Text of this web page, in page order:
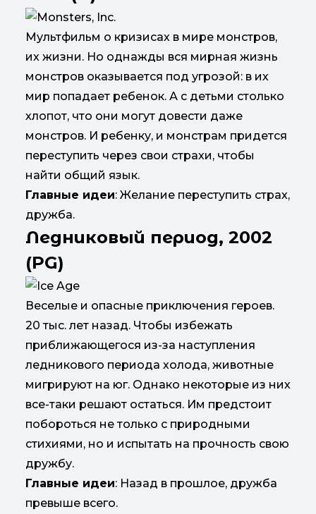
Мультфильм о кризисах в мире монстров,
их жизни. Но однажды вся мирная жизнь
монстров оказывается под угрозой: в их
мир попадает ребенок. А с детьми столько
хлопот, что они могут довести даже
монстров. И ребенку, и монстрам придется
переступить через свои страхи, чтобы
найти общий язык.
Главные идеи: Желание переступить страх,
дружба.
Ледниковый период, 2002
(PG)
Веселые и опасные приключения героев.
20 тыс. лет назад. Чтобы избежать
приближающегося из-за наступления
ледникового периода холода, животные
мигрируют на юг. Однако некоторые из них
все-таки решают остаться. Им предстоит
побороться не только с природными
стихиями, но и испытать на прочность свою
дружбу.
Главные идеи: Назад в прошлое, дружба
превыше всего.